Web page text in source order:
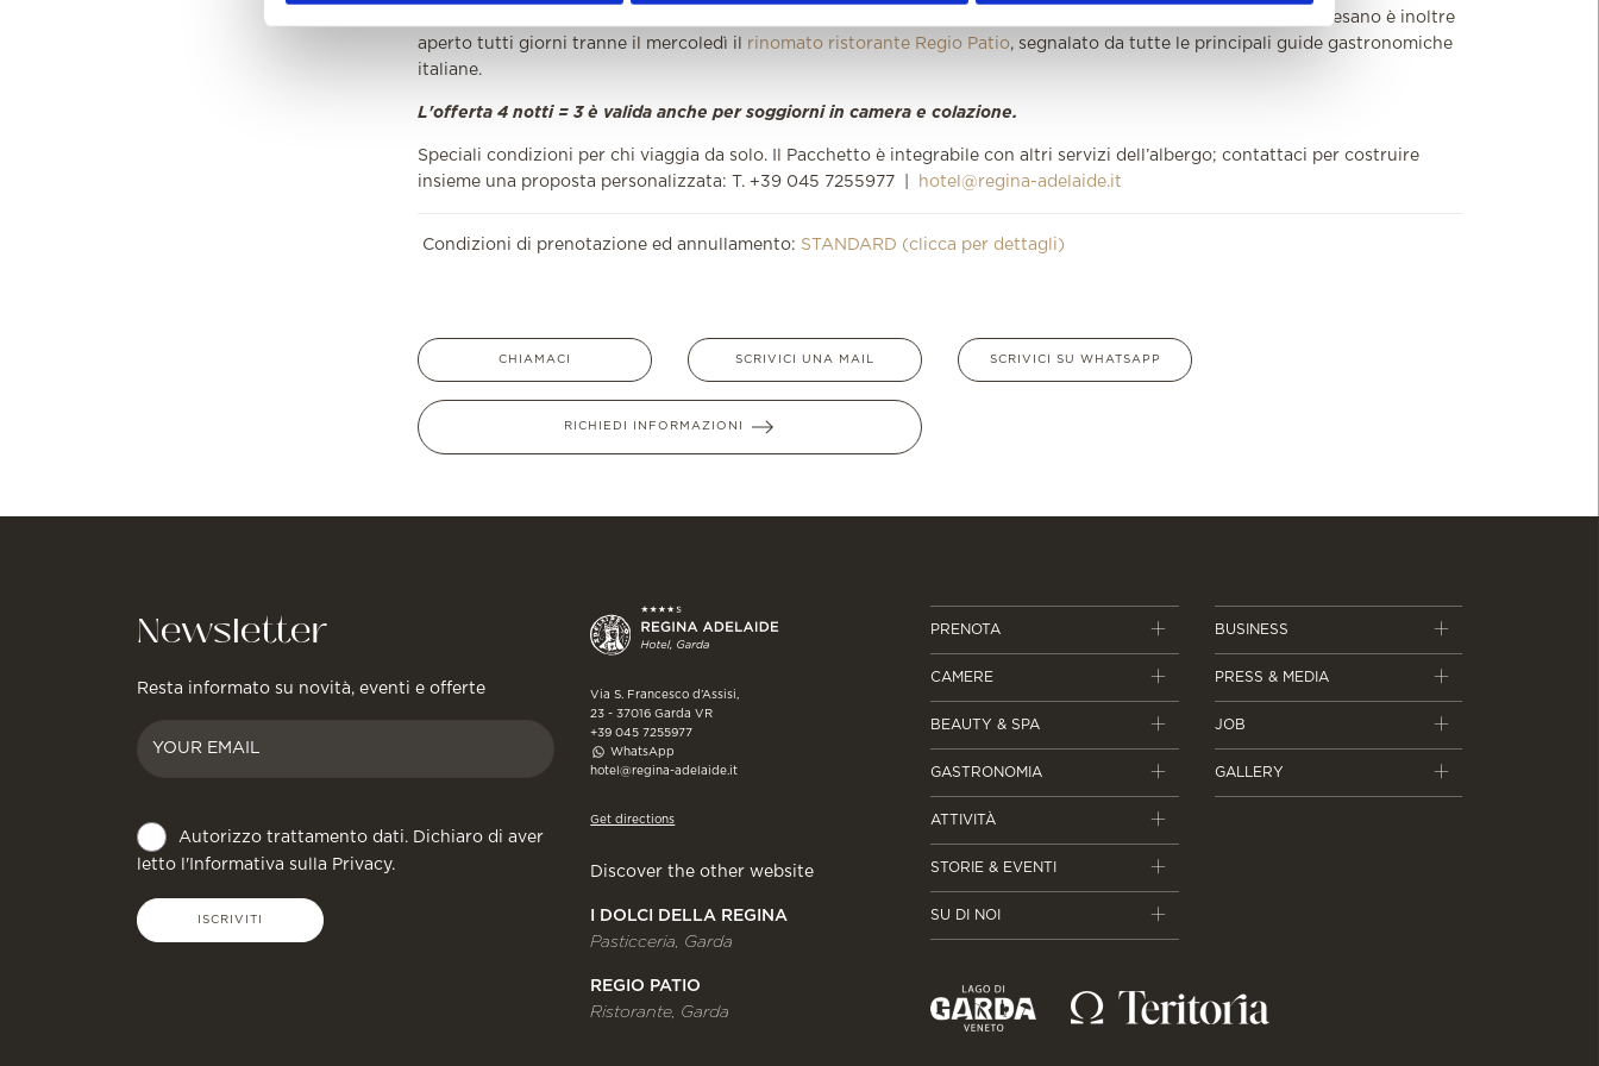
In alternativa, per chi desidera un'esperienza di gusto più originale e creativa con forti radici sul territorio gardesano è inoltre
aperto tutti giorni tranne il mercoledì il rinomato ristorante Regio Patio, segnalato da tutte le principali guide gastronomiche
italiane.
L'offerta 4 notti = 3 è valida anche per soggiorni in camera e colazione.
Speciali condizioni per chi viaggia da solo. Il Pacchetto è integrabile con altri servizi dell’albergo; contattaci per costruire
insieme una proposta personalizzata: T. +39 045 7255977 |
hotel@regina-adelaide.it
Condizioni di prenotazione ed annullamento: STANDARD (clicca per dettagli)
CHIAMACI SCRIVICI UNA MAIL SCRIVICI SU WHATSAPP
RICHIEDI INFORMAZIONI
Newsletter
Resta informato su novità, eventi e offerte
Autorizzo trattamento dati. Dichiaro di aver
letto l'Informativa sulla Privacy.
ISCRIVITI
Via S. Francesco d’Assisi,
23 - 37016 Garda VR
+39 045 7255977
WhatsApp
hotel@regina-adelaide.it
Get directions
Discover the other website
I DOLCI DELLA REGINA
Pasticceria, Garda
REGIO PATIO
Ristorante, Garda
PRENOTA
CAMERE
BEAUTY & SPA
GASTRONOMIA
ATTIVITÀ
STORIE & EVENTI
SU DI NOI
BUSINESS
PRESS & MEDIA
JOB
GALLERY